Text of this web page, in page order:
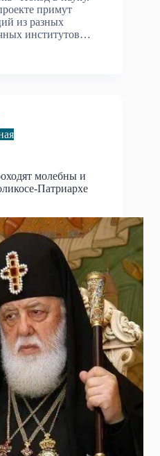
примут
из разных
институтов…
молебны и
Патриархе